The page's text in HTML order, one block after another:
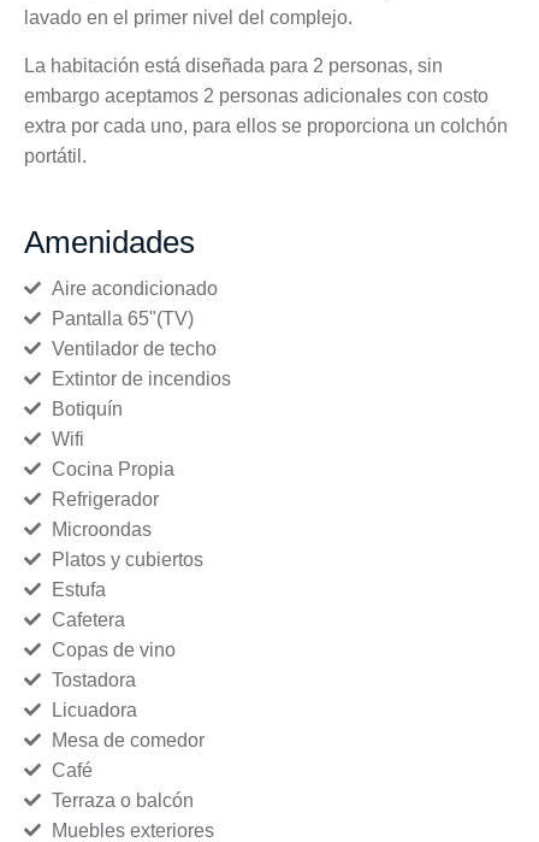
lavado en el primer nivel del complejo.
La habitación está diseñada para 2 personas, sin
embargo aceptamos 2 personas adicionales con costo
extra por cada uno, para ellos se proporciona un colchón
portátil.
Amenidades
Aire acondicionado
Pantalla 65"(TV)
Ventilador de techo
Extintor de incendios
Botiquín
Wifi
Cocina Propia
Refrigerador
Microondas
Platos y cubiertos
Estufa
Cafetera
Copas de vino
Tostadora
Licuadora
Mesa de comedor
Café
Terraza o balcón
Muebles exteriores